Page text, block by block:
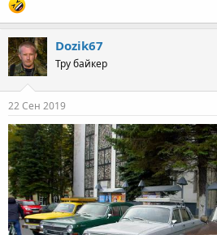
Dozik67
Тру байкер
22 Сен 2019